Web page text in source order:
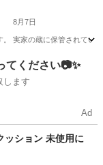
8月7日
実家の蔵に保管されて
てください📷✨
します
Ad
ッション 未使用に